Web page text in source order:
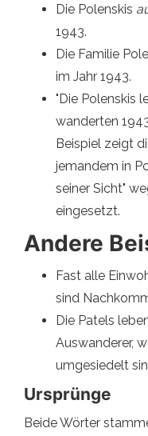
Die Polenskis
1943.
Die Familie
im Jahr 1943.
"Die Polenskis
wanderten
Beispiel zeigt
jemandem in
seiner Sicht"
eingesetzt.
Andere
Fast alle
sind
Die Patels
Auswanderer,
umgesiedelt
Ursprünge
Beide Wörter